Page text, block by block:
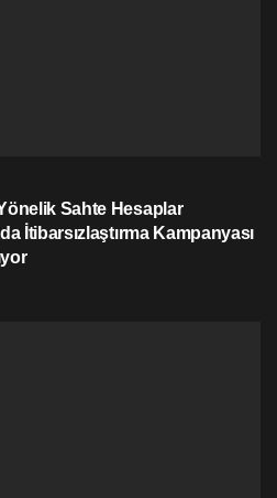
Sahte Hesaplar
İtibarsızlaştırma Kampanyası